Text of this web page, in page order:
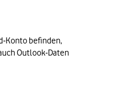
Konto befinden,
Outlook-Daten